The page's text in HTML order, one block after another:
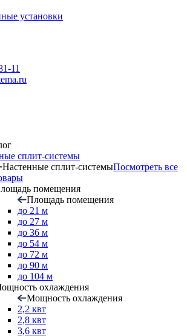
установки
11
сплит-системы
Настенные сплит-системыПосмотреть все
помещения
Площадь помещения
до 21 м
до 27 м
до 36 м
до 54 м
до 72 м
до 90 м
до 104 м
охлаждения
Мощность охлаждения
2,2 квт
2,8 квт
3,6 квт